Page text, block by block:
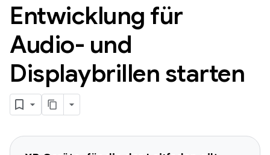
Entwicklung für
Audio- und
Displaybrillen starten